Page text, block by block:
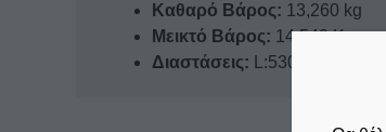
Καθαρό Βάρος: 13,260 kg
Μεικτό Βάρος: 14,540 Kg
Διαστάσεις: L:530 W:330